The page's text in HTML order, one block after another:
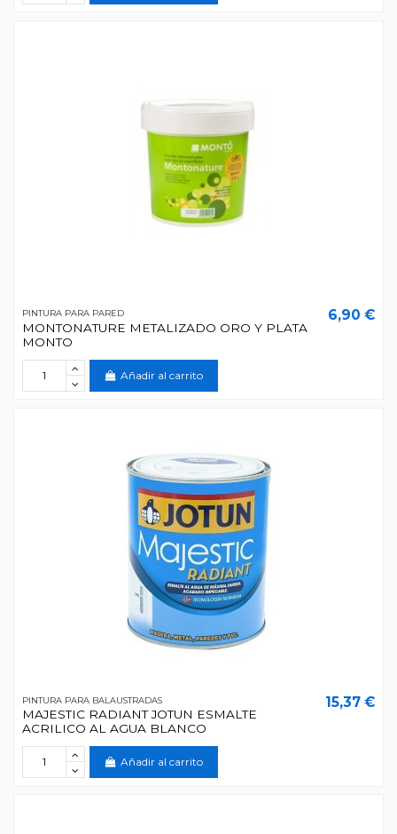
PINTURA PARA PARED
MONTONATURE METALIZADO ORO Y PLATA
MONTO
6,90 €
Añadir al carrito
PINTURA PARA BALAUSTRADAS
MAJESTIC RADIANT JOTUN ESMALTE
ACRILICO AL AGUA BLANCO
15,37 €
Añadir al carrito